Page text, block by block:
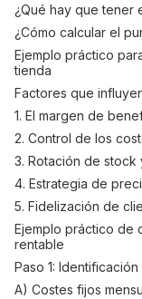
¿Qué hay que tener
¿Cómo calcular el
Ejemplo práctico
tienda
Factores que
1. El margen de
2. Control de los
3. Rotación de
4. Estrategia de
5. Fidelización de
Ejemplo práctico de
rentable
Paso 1:
A) Costes fijos